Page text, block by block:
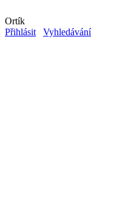
Ortík
Přihlásit
Vyhledávání